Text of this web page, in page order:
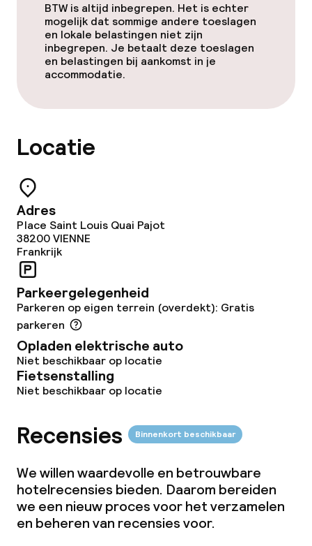
BTW is altijd inbegrepen. Het is echter
mogelijk dat sommige andere toeslagen
en lokale belastingen niet zijn
inbegrepen. Je betaalt deze toeslagen
en belastingen bij aankomst in je
accommodatie.
Locatie
Adres
Place Saint Louis Quai Pajot
38200VIENNE
Frankrijk
Parkeergelegenheid
Parkeren op eigen terrein (overdekt): Gratis
parkeren
Opladen elektrische auto
Niet beschikbaar op locatie
Fietsenstalling
Niet beschikbaar op locatie
Recensies Binnenkort beschikbaar
We willen waardevolle en betrouwbare
hotelrecensies bieden. Daarom bereiden
we een nieuw proces voor het verzamelen
en beheren van recensies voor.